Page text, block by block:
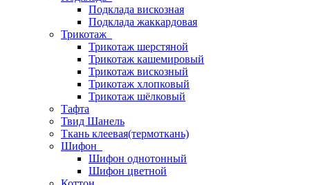
Подклада вискозная
Подклада жаккардовая
Трикотаж
Трикотаж шерстяной
Трикотаж кашемировый
Трикотаж вискозный
Трикотаж хлопковый
Трикотаж шёлковый
Тафта
Твид Шанель
Ткань клеевая(термоткань)
Шифон
Шифон однотонный
Шифон цветной